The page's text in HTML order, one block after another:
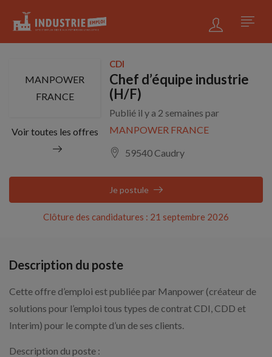
MANPOWER
FRANCE
Voir toutes les offres
CDI
Chef d’équipe industrie
(H/F)
Publié il y a 2 semaines par
MANPOWER FRANCE
59540 Caudry
Clôture des candidatures : 21 septembre 2026
Je postule
Description du poste
Cette offre d’emploi est publiée par Manpower (créateur de
solutions pour l’emploi tous types de contrat CDI, CDD et
Interim) pour le compte d’un de ses clients.
Description du poste :